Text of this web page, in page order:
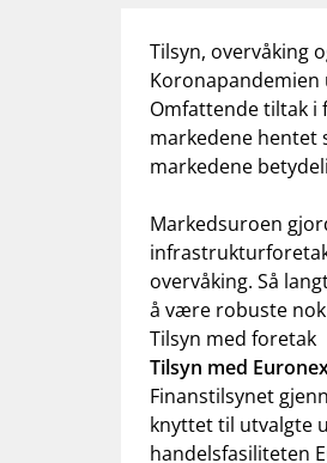
Tilsyn, overvåking
Koronapandemien
Omfattende tiltak i
markedene hentet
markedene
Markedsuroen
overvåking. Så
å være robuste
Tilsyn med foretak
Tilsyn med
Finanstilsynet
knyttet til utvalgte
handelsfasiliteten